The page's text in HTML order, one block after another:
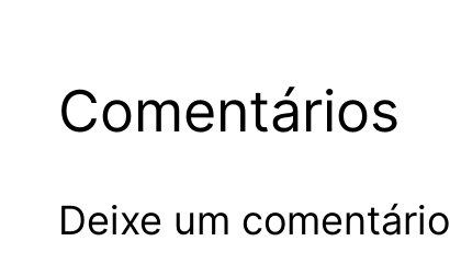
Comentários
Deixe um comentário